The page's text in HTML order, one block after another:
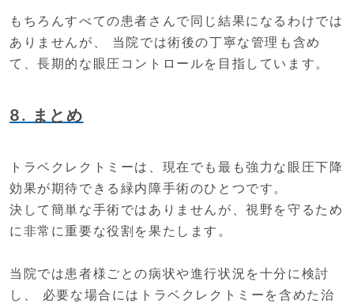
もちろんすべての患者さんで同じ結果になるわけでは
ありませんが、 当院では術後の丁寧な管理も含め
て、長期的な眼圧コントロールを目指しています。
8. まとめ
トラベクレクトミーは、現在でも最も強力な眼圧下降
効果が期待できる緑内障手術のひとつです。
決して簡単な手術ではありませんが、視野を守るため
に非常に重要な役割を果たします。
当院では患者様ごとの病状や進行状況を十分に検討
し、 必要な場合にはトラベクレクトミーを含めた治